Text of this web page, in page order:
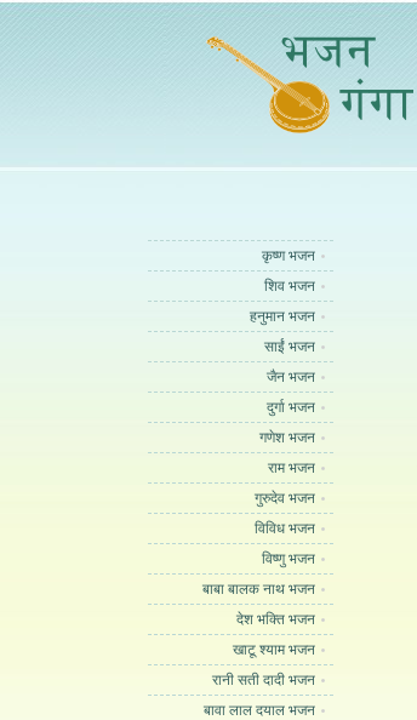
कृष्ण भजन
शिव भजन
हनुमान भजन
साईं भजन
जैन भजन
दुर्गा भजन
गणेश भजन
राम भजन
गुरुदेव भजन
विविध भजन
विष्णु भजन
बाबा बालक नाथ भजन
देश भक्ति भजन
खाटू श्याम भजन
रानी सती दादी भजन
बावा लाल दयाल भजन